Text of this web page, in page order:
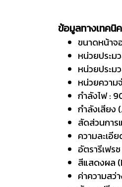
ข้อมูลทางเทคนิค
ขนาดหน้าจ
หน่วยประม
หน่วยประม
หน่วยความ
กำลังไฟ :
กำลังเสียง
สัดส่วนการ
ความละเอี
อัตรารีเฟร
สีแสดงผล
ค่าความสว่